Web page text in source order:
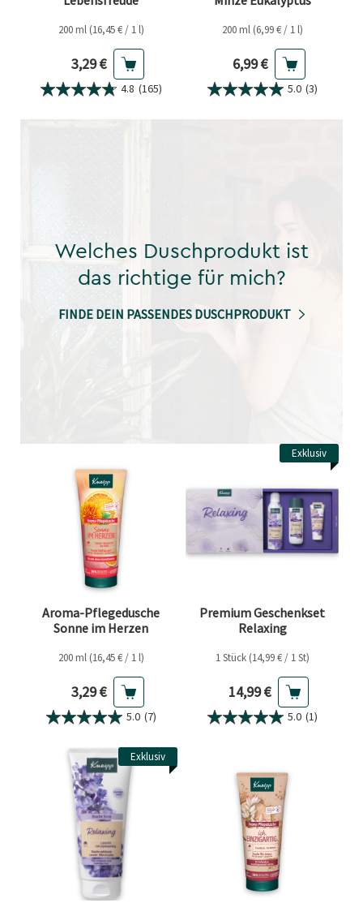
200 ml (16,45 € / 1 l)
Aktueller Preis
3,29 €
4.8 (165)
200 ml (6,99 € / 1 l)
Aktueller Preis
6,99 €
5.0 (3)
Welches Duschprodukt ist
das richtige für mich?
FINDE DEIN PASSENDES DUSCHPRODUKT
Aroma-Pflegedusche
Sonne im Herzen
200 ml (16,45 € / 1 l)
Aktueller Preis
3,29 €
5.0 (7)
Exklusiv
Premium Geschenkset
Relaxing
1 Stück (14,99 € / 1 St)
Aktueller Preis
14,99 €
5.0 (1)
Exklusiv